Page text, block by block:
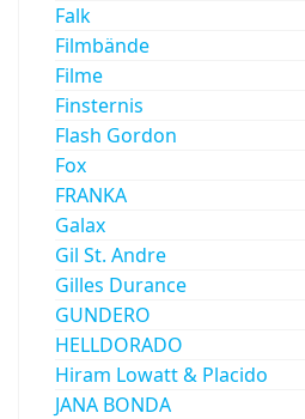
Falk
Filmbände
Filme
Finsternis
Flash Gordon
Fox
FRANKA
Galax
Gil St. Andre
Gilles Durance
GUNDERO
HELLDORADO
Hiram Lowatt & Placido
JANA BONDA